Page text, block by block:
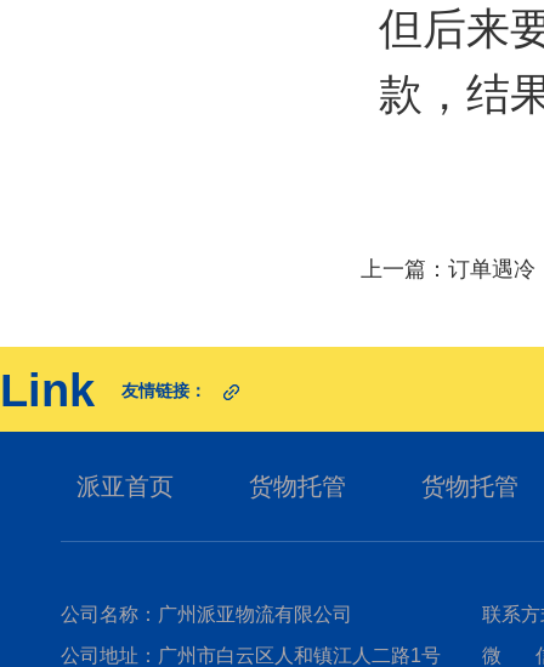
但后来
款，结
上一篇： 订单遇冷
Link 友情链接：
派亚首页 货物托管 货物托管
公司名称：广州派亚物流有限公司
公司地址：广州市白云区人和镇江人二路1号
联系
微 信